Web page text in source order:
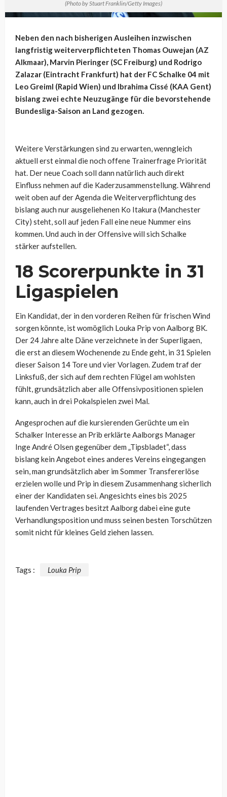
(Photo by Stuart Franklin/Getty Images)
Neben den nach bisherigen Ausleihen inzwischen
langfristig weiterverpflichteten Thomas Ouwejan (AZ
Alkmaar), Marvin Pieringer (SC Freiburg) und Rodrigo
Zalazar (Eintracht Frankfurt) hat der FC Schalke 04 mit
Leo Greiml (Rapid Wien) und Ibrahima Cissé (KAA Gent)
bislang zwei echte Neuzugänge für die bevorstehende
Bundesliga-Saison an Land gezogen.
Weitere Verstärkungen sind zu erwarten, wenngleich
aktuell erst einmal die noch offene Trainerfrage Priorität
hat. Der neue Coach soll dann natürlich auch direkt
Einfluss nehmen auf die Kaderzusammenstellung. Während
weit oben auf der Agenda die Weiterverpflichtung des
bislang auch nur ausgeliehenen Ko Itakura (Manchester
City) steht, soll auf jeden Fall eine neue Nummer eins
kommen. Und auch in der Offensive will sich Schalke
stärker aufstellen.
18 Scorerpunkte in 31
Ligaspielen
Ein Kandidat, der in den vorderen Reihen für frischen Wind
sorgen könnte, ist womöglich Louka Prip von Aalborg BK.
Der 24 Jahre alte Däne verzeichnete in der Superligaen,
die erst an diesem Wochenende zu Ende geht, in 31 Spielen
dieser Saison 14 Tore und vier Vorlagen. Zudem traf der
Linksfuß, der sich auf dem rechten Flügel am wohlsten
fühlt, grundsätzlich aber alle Offensivpositionen spielen
kann, auch in drei Pokalspielen zwei Mal.
Angesprochen auf die kursierenden Gerüchte um ein
Schalker Interesse an Prib erklärte Aalborgs Manager
Inge André Olsen gegenüber dem „Tipsbladet“, dass
bislang kein Angebot eines anderes Vereins eingegangen
sein, man grundsätzlich aber im Sommer Transfererlöse
erzielen wolle und Prip in diesem Zusammenhang sicherlich
einer der Kandidaten sei. Angesichts eines bis 2025
laufenden Vertrages besitzt Aalborg dabei eine gute
Verhandlungsposition und muss seinen besten Torschützen
somit nicht für kleines Geld ziehen lassen.
Tags : Louka Prip